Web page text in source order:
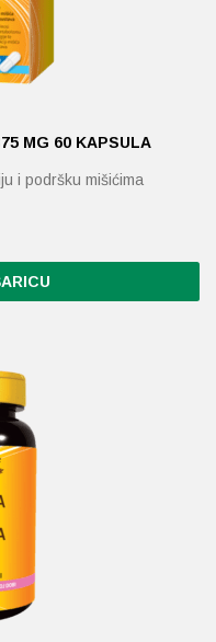
MG 60 KAPSULA
i podršku mišićima